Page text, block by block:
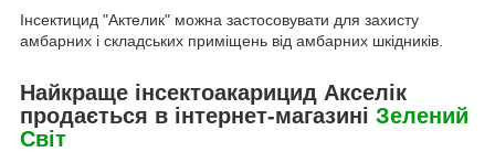
Інсектицид "Актелик" можна застосовувати для захисту
амбарних і складських приміщень від амбарних шкідників.
Найкраще інсектоакарицид Акселік
продається в інтернет-магазині Зелений
Свiт